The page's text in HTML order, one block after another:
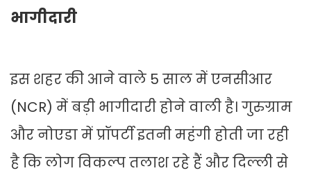
भागीदारी
इस शहर की आने वाले 5 साल में एनसीआर
(NCR) में बड़ी भागीदारी होने वाली है। गुरुग्राम
और नोएडा में प्रॉपर्टी इतनी महंगी होती जा रही
है कि लोग विकल्प तलाश रहे हैं और दिल्ली से